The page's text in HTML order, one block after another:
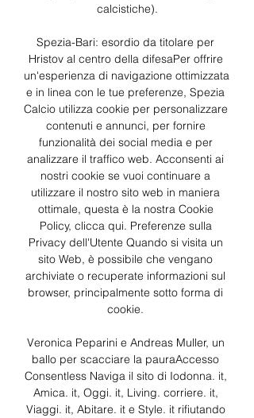
calcistiche).
Spezia-Bari: esordio da titolare per
Hristov al centro della difesaPer offrire
un'esperienza di navigazione ottimizzata
e in linea con le tue preferenze, Spezia
Calcio utilizza cookie per personalizzare
contenuti e annunci, per fornire
funzionalità dei social media e per
analizzare il traffico web. Acconsenti ai
nostri cookie se vuoi continuare a
utilizzare il nostro sito web in maniera
ottimale, questa è la nostra Cookie
Policy, clicca qui. Preferenze sulla
Privacy dell'Utente Quando si visita un
sito Web, è possibile che vengano
archiviate o recuperate informazioni sul
browser, principalmente sotto forma di
cookie.
Veronica Peparini e Andreas Muller, un
ballo per scacciare la pauraAccesso
Consentless Naviga il sito di Iodonna. it,
Amica. it, Oggi. it, Living. corriere. it,
Viaggi. it, Abitare. it e Style. it rifiutando